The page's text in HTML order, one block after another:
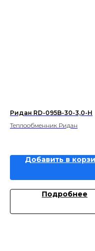
Ридан RD-095B-30-3,0-H
Теплообменник Ридан
Добавить в
Подробнее